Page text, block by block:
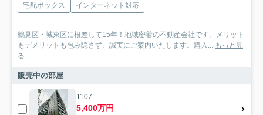
宅配ボックス
インターネット対応
鶴見区・城東区に根差して15年！地域密着の不動産会社です。メリット
もデメリットも包み隠さず、誠実にご案内いたします。購入... もっと見
る
販売中の部屋
1107
5,400万円